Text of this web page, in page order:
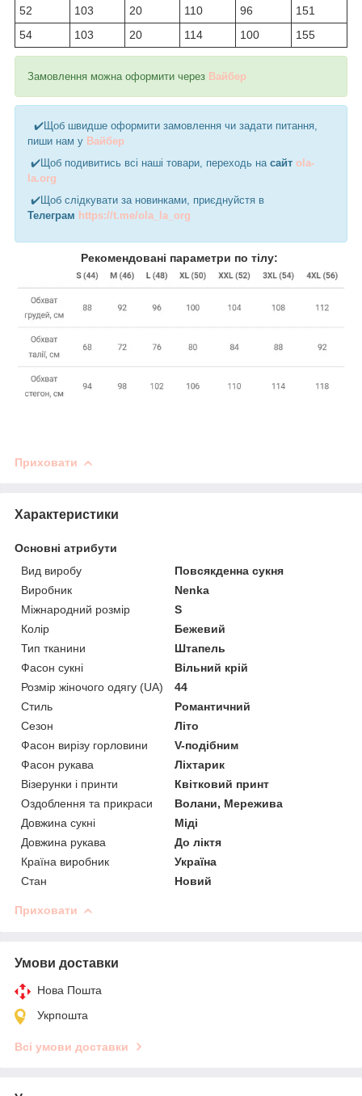
52
103 20 110 96
151
54
103 20 114 100 155
Замовлення можна оформити через Вайбер
✔️Щоб швидше оформити замовлення чи задати питання,
пиши нам у Вайбер
✔️Щоб подивитись всі наші товари, переходь на сайт ola-
la.org
✔️Щоб слідкувати за новинками, приєднуйстя в
Телеграм https://t.me/ola_la_org
Рекомендовані параметри по тілу:
Приховати
Характеристики
Основні атрибути
Вид виробу
Повсякденна сукня
Виробник
Nenka
Міжнародний розмір
S
Колір
Бежевий
Тип тканини
Штапель
Фасон сукні
Вільний крій
Розмір жіночого одягу (UA)
44
Стиль
Романтичний
Сезон
Літо
Фасон вирізу горловини
V-подібним
Фасон рукава
Ліхтарик
Візерунки і принти
Квітковий принт
Оздоблення та прикраси
Волани, Мережива
Довжина сукні
Міді
Довжина рукава
До ліктя
Країна виробник
Україна
Стан
Новий
Приховати
Умови доставки
Нова Пошта
Укрпошта
Всі умови доставки